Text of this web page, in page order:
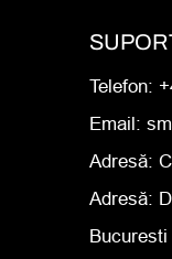
Telefon:
Email:
Adresă:
Adresă: